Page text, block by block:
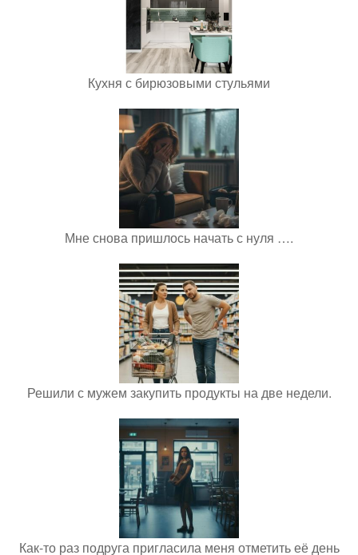
Кухня с бирюзовыми стульями
Мне снова пришлось начать с нуля ….
Решили с мужем закупить продукты на две недели.
Как-то раз подруга пригласила меня отметить её день